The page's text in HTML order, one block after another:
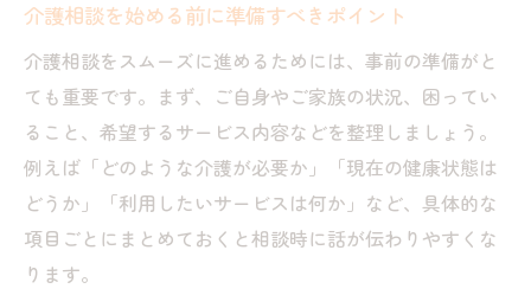
介護相談を始める前に準備すべきポイント
介護相談をスムーズに進めるためには、事前の準備がと
ても重要です。まず、ご自身やご家族の状況、困ってい
ること、希望するサービス内容などを整理しましょう。
例えば「どのような介護が必要か」「現在の健康状態は
どうか」「利用したいサービスは何か」など、具体的な
項目ごとにまとめておくと相談時に話が伝わりやすくな
ります。